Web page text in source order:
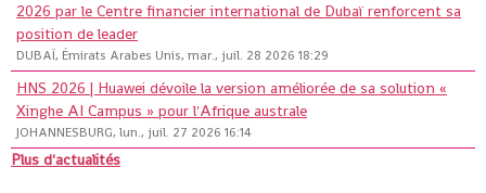
2026 par le Centre financier international de Dubaï renforcent sa
position de leader
DUBAÏ, Émirats Arabes Unis, mar., juil. 28 2026 18:29
HNS 2026 | Huawei dévoile la version améliorée de sa solution «
Xinghe AI Campus » pour l'Afrique australe
JOHANNESBURG, lun., juil. 27 2026 16:14
Plus d'actualités